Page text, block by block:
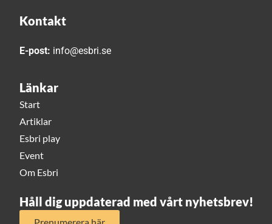
Kontakt
E-post: info@esbri.se
Länkar
Start
Artiklar
Esbri play
Event
Om Esbri
Håll dig uppdaterad med vårt nyhetsbrev!